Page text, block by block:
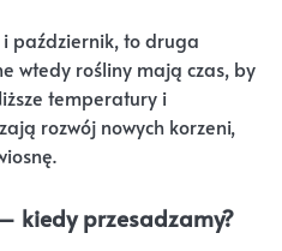
i październik, to druga
wtedy rośliny mają czas, by
temperatury i
rozwój nowych korzeni,
kiedy przesadzamy?